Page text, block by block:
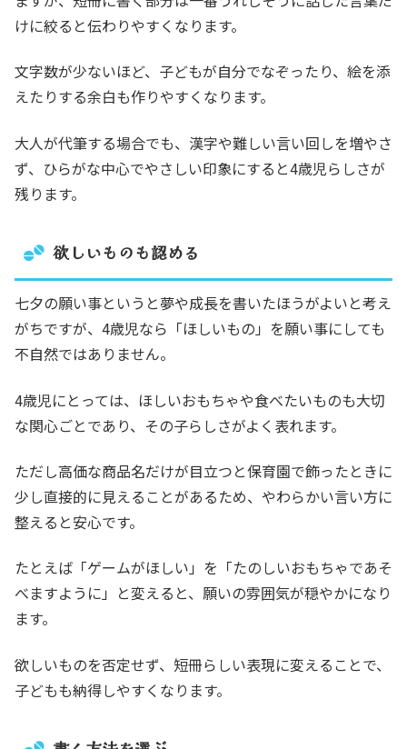
けに絞ると伝わりやすくなります。
文字数が少ないほど、子どもが自分でなぞったり、絵を添
えたりする余白も作りやすくなります。
大人が代筆する場合でも、漢字や難しい言い回しを増やさ
ず、ひらがな中心でやさしい印象にすると4歳児らしさが
残ります。
欲しいものも認める
七夕の願い事というと夢や成長を書いたほうがよいと考え
がちですが、4歳児なら「ほしいもの」を願い事にしても
不自然ではありません。
4歳児にとっては、ほしいおもちゃや食べたいものも大切
な関心ごとであり、その子らしさがよく表れます。
ただし高価な商品名だけが目立つと保育園で飾ったときに
少し直接的に見えることがあるため、やわらかい言い方に
整えると安心です。
たとえば「ゲームがほしい」を「たのしいおもちゃであそ
べますように」と変えると、願いの雰囲気が穏やかになり
ます。
欲しいものを否定せず、短冊らしい表現に変えることで、
子どもも納得しやすくなります。